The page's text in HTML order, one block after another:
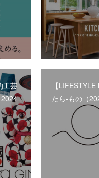
工芸
【
たら-もの（